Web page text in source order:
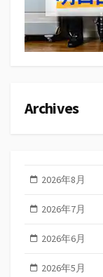
Archives
2026年8月
2026年7月
2026年6月
2026年5月